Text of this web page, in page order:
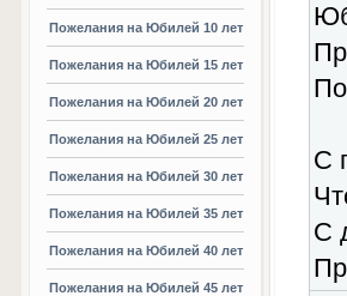
Пожелания на Юбилей 10 лет
Пожелания на Юбилей 15 лет
Пожелания на Юбилей 20 лет
Пожелания на Юбилей 25 лет
Пожелания на Юбилей 30 лет
Пожелания на Юбилей 35 лет
Пожелания на Юбилей 40 лет
Пожелания на Юбилей 45 лет
С
С